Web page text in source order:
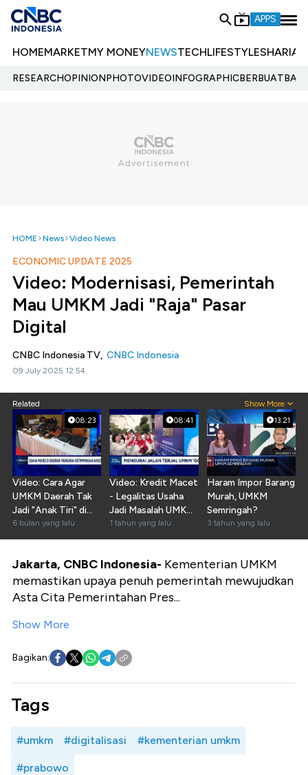
APPS
HOMEMARKETMY MONEYNEWSTECHLIFESTYLESHARIA
RESEARCHOPINIONPHOTOVIDEOINFOGRAPHIC
HOME News Video News
ECONOMIC UPDATE 2025
Video: Modernisasi, Pemerintah
Mau UMKM Jadi "Raja" Pasar
Digital
CNBC Indonesia TV, CNBC Indonesia
09 July 2025 12:54
Related Show More
08:23
Video: Cara Agar
UMKM Daerah Tak
Jadi "Anak Tiri" di
Negeri Sendiri
6 bulan yang lalu
08:41
Video: Kredit Macet
- Legalitas Usaha
Jadi Masalah UMKM,
Ada Solusi?
1 tahun yang lalu
13:21
Haram Impor Barang
Murah, UMKM
Semringah?
3 tahun yang lalu
Jakarta, CNBC Indonesia- Kementerian UMKM
memastikan upaya penuh pemerintah mewujudkan
Asta Cita Pemerintahan Pres...
Show More
Bagikan:
Tags
#umkm #digitalisasi #kementerian umkm
#prabowo